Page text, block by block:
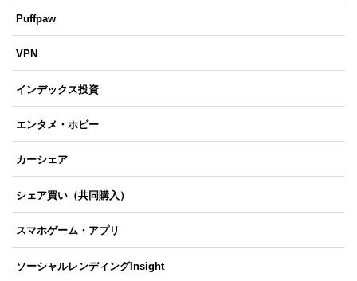
Puffpaw
VPN
インデックス投資
エンタメ・ホビー
カーシェア
シェア買い（共同購入）
スマホゲーム・アプリ
ソーシャルレンディングInsight